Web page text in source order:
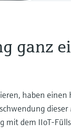
ganz
haben einen
mit dem IIoT-